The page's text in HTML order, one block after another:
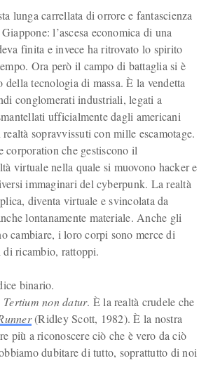
lunga carrellata di orrore e fantascienza
l’ascesa economica di una
finita e invece ha ritrovato lo spirito
Ora però il campo di battaglia si è
della tecnologia di massa. È la vendetta
conglomerati industriali, legati a
ufficialmente dagli americani
sopravvissuti con mille escamotage.
corporation che gestiscono il
virtuale nella quale si muovono hacker e
immaginari del cyberpunk. La realtà
diventa virtuale e svincolata da
lontanamente materiale. Anche gli
cambiare, i loro corpi sono merce di
di ricambio, rattoppi.
binario.
Tertium non datur. È la realtà crudele che
(Ridley Scott, 1982). È la nostra
più a riconoscere ciò che è vero da ciò
dubitare di tutto, soprattutto di noi